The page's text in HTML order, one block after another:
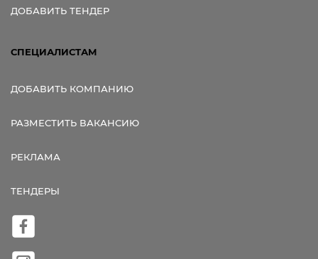
ДОБАВИТЬ ТЕНДЕР
СПЕЦИАЛИСТАМ
ДОБАВИТЬ КОМПАНИЮ
РАЗМЕСТИТЬ ВАКАНСИЮ
РЕКЛАМА
ТЕНДЕРЫ